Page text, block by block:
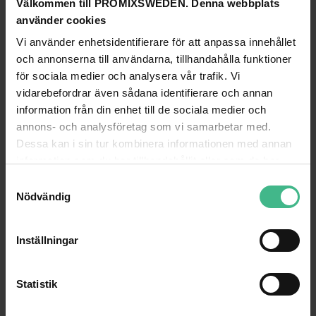
Välkommen till PROMIXSWEDEN. Denna webbplats
använder cookies
Vi använder enhetsidentifierare för att anpassa innehållet
och annonserna till användarna, tillhandahålla funktioner
för sociala medier och analysera vår trafik. Vi
vidarebefordrar även sådana identifierare och annan
information från din enhet till de sociala medier och
annons- och analysföretag som vi samarbetar med.
Dessa kan i sin tur kombinera informationen med annan
Nödvändig
Inställningar
Statistik
Eurolite TH-200S teater hakfäste svart TÜV
574 kr
LÄGG TILL
EUROLITE SAFETY BOND AG-5 3X600MM UP TO 5KG SIL